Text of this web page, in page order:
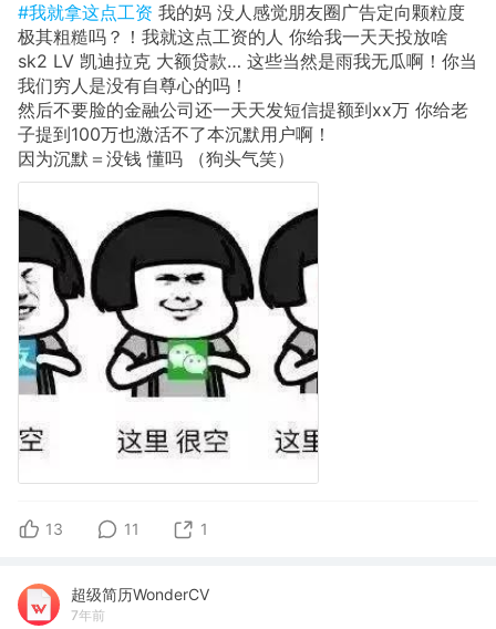
#我就拿这点工资 我的妈 没人感觉朋友圈广告定向颗粒度
极其粗糙吗？！我就这点工资的人 你给我一天天投放啥
sk2 LV 凯迪拉克 大额贷款… 这些当然是雨我无瓜啊！你当
我们穷人是没有自尊心的吗！
然后不要脸的金融公司还一天天发短信提额到xx万 你给老
子提到100万也激活不了本沉默用户啊！
因为沉默＝没钱 懂吗 （狗头气笑）
13 11 1
超级简历WonderCV
7年前